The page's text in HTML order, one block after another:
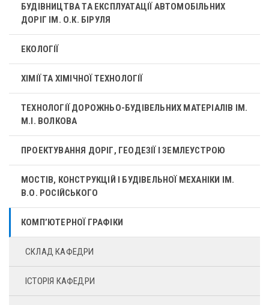
БУДІВНИЦТВА ТА ЕКСПЛУАТАЦІЇ АВТОМОБІЛЬНИХ
ДОРІГ ІМ. О.К. БІРУЛЯ
ЕКОЛОГІЇ
ХІМІЇ ТА ХІМІЧНОЇ ТЕХНОЛОГІЇ
ТЕХНОЛОГІЇ ДОРОЖНЬО-БУДІВЕЛЬНИХ МАТЕРІАЛІВ ІМ.
М.І. ВОЛКОВА
ПРОЕКТУВАННЯ ДОРІГ, ГЕОДЕЗІЇ І ЗЕМЛЕУСТРОЮ
МОСТІВ, КОНСТРУКЦІЙ І БУДІВЕЛЬНОЇ МЕХАНІКИ ІМ.
В.О. РОСІЙСЬКОГО
КОМП’ЮТЕРНОЇ ГРАФІКИ
СКЛАД КАФЕДРИ
ІСТОРІЯ КАФЕДРИ